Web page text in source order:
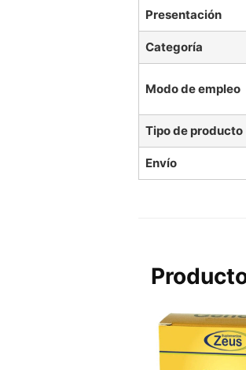
Presentación
Categoría
Modo de empleo
Tipo de producto
Envío